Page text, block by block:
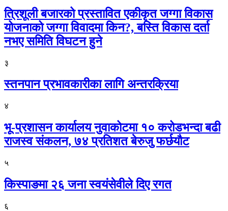
त्रिशूली बजारको प्रस्तावित एकीकृत जग्गा विकास
योजनाको जग्गा विवादमा किन?, बस्ति विकास दर्ता
नभए समिति विघटन हुने
३
स्तनपान प्रभावकारीका लागि अन्तरक्रिया
४
भू-प्रशासन कार्यालय नुवाकोटमा १० करोडभन्दा बढी
राजस्व संकलन, ७४ प्रतिशत बेरुजु फर्छयौट
५
किस्पाङमा २६ जना स्वयंसेवीले दिए रगत
६